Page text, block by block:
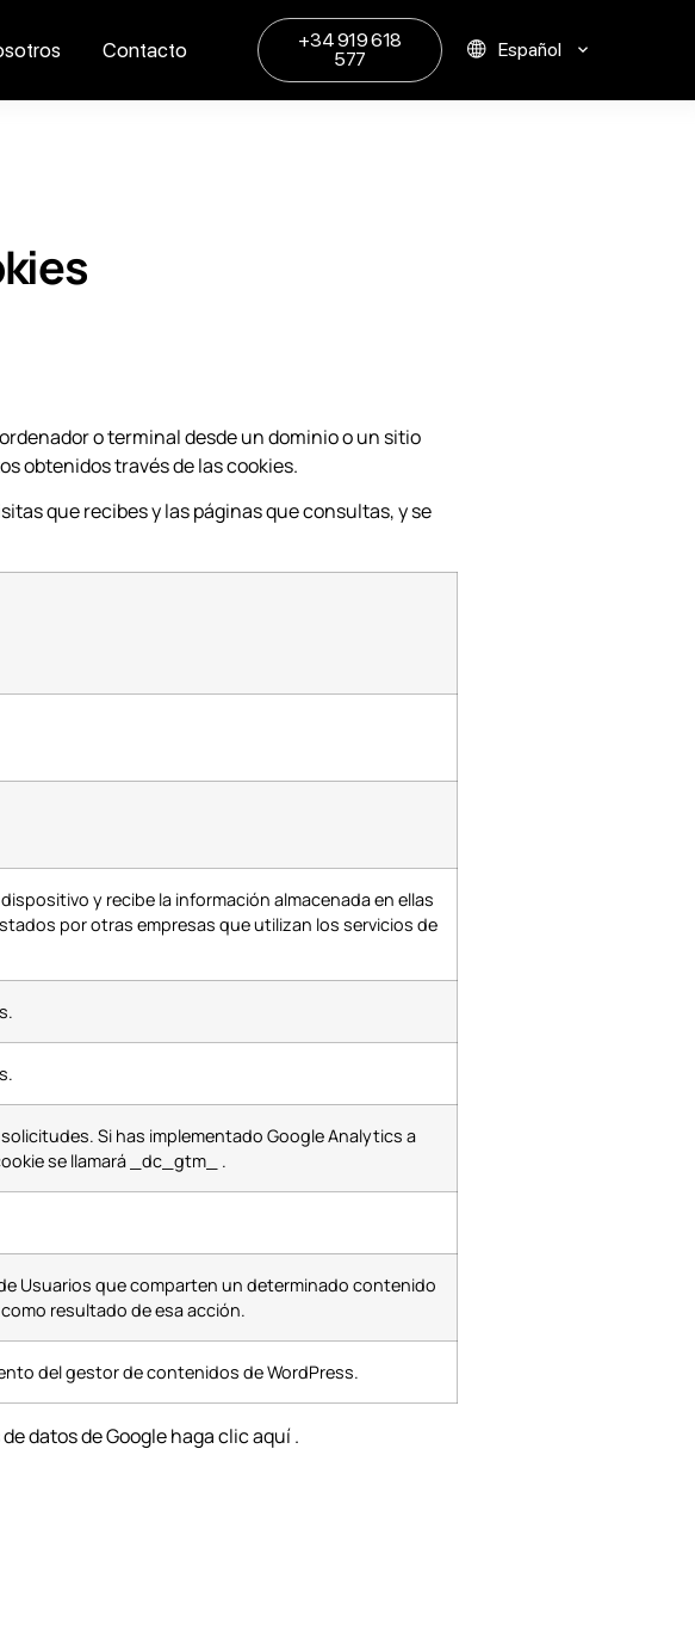
Contacto
+34 919 618
577
Español
English
o terminal desde un dominio o un sitio
obtenidos través de las cookies.
que recibes y las páginas que consultas, y se
y recibe la información almacenada en ellas
por otras empresas que utilizan los servicios de
Si has implementado Google Analytics a
se llamará _dc_gtm_ .
Usuarios que comparten un determinado contenido
resultado de esa acción.
del gestor de contenidos de WordPress.
datos de Googlehaga clic aquí.